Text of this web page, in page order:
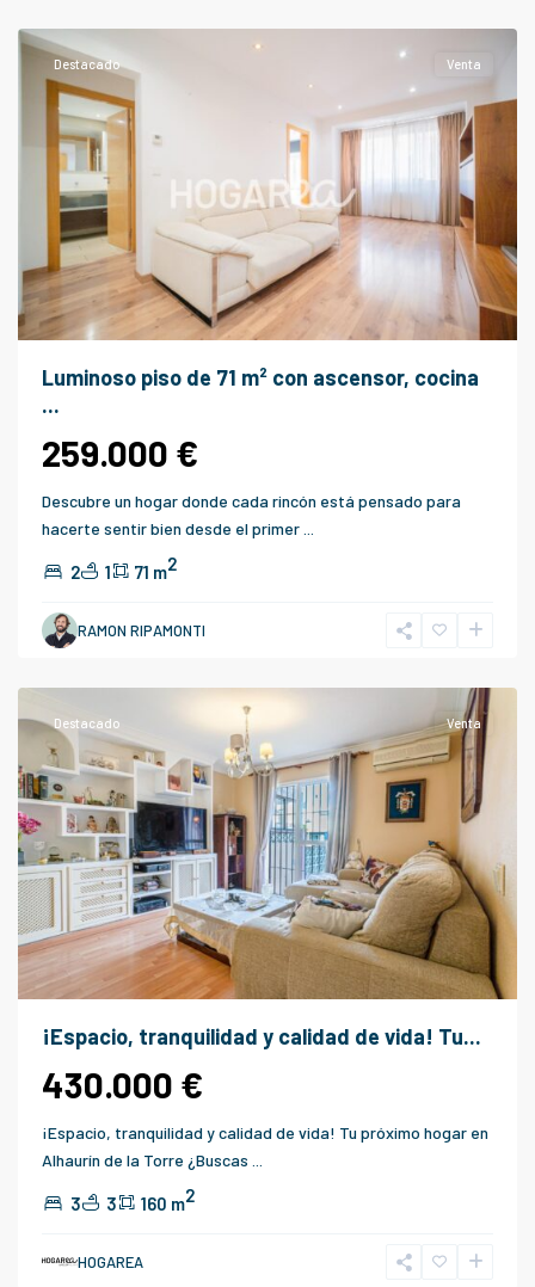
Destacado Venta
Luminoso piso de 71 m² con ascensor, cocina
...
259.000 €
Descubre un hogar donde cada rincón está pensado para
hacerte sentir bien desde el primer
2 1 71 m2
RAMON RIPAMONTI
Alhaurín
de
la
Destacado Venta
¡Espacio, tranquilidad y calidad de vida! Tu...
430.000 €
¡Espacio, tranquilidad y calidad de vida! Tu próximo hogar en
Alhaurín de la Torre ¿Buscas ...
3 3 160 m2
HOGAREA